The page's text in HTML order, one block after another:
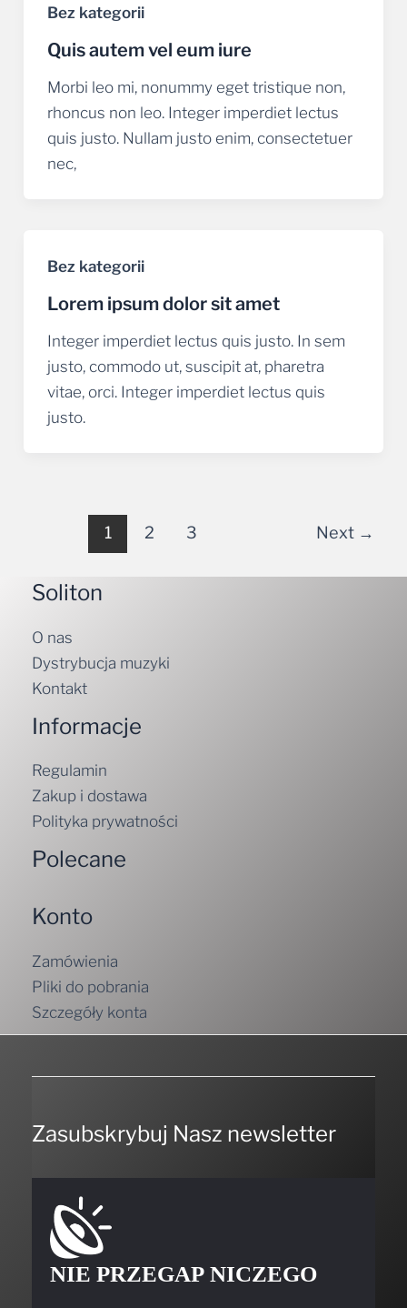
Bez kategorii
Quis autem vel eum iure
Morbi leo mi, nonummy eget tristique non,
rhoncus non leo. Integer imperdiet lectus
quis justo. Nullam justo enim, consectetuer
nec,
Bez kategorii
Lorem ipsum dolor sit amet
Integer imperdiet lectus quis justo. In sem
justo, commodo ut, suscipit at, pharetra
vitae, orci. Integer imperdiet lectus quis
justo.
1 2 3 Next →
Soliton
O nas
Dystrybucja muzyki
Kontakt
Informacje
Regulamin
Zakup i dostawa
Polityka prywatności
Polecane
Konto
Zamówienia
Pliki do pobrania
Szczegóły konta
Zasubskrybuj Nasz newsletter
NIE PRZEGAP NICZEGO